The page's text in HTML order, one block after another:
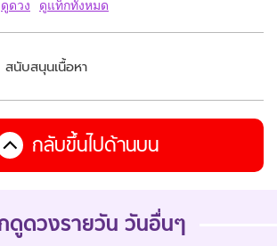
ดูดวง ดูแท็กทั้งหมด
สนับสนุนเนื้อหา
กลับขึ้นไปด้านบน
กดูดวงรายวัน วันอื่นๆ